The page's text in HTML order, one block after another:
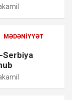
MƏDƏNIYYƏT
Serbiya